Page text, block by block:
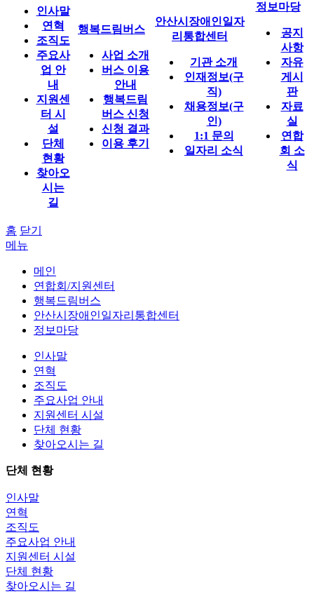
인사말
연혁
조직도
주요사
업 안
내
지원센
터 시
설
단체
현황
찾아오
시는
길
행복드림버스
사업 소개
버스 이용
안내
행복드림
버스 신청
신청 결과
이용 후기
안산시장애인일자
리통합센터
기관 소개
인재정보(구
직)
채용정보(구
인)
1:1 문의
일자리 소식
정보마당
공지
사항
자유
게시
판
자료
실
연합
회 소
식
홈 닫기
메뉴
메인
연합회/지원센터
행복드림버스
안산시장애인일자리통합센터
정보마당
인사말
연혁
조직도
주요사업 안내
지원센터 시설
단체 현황
찾아오시는 길
단체 현황
인사말
연혁
조직도
주요사업 안내
지원센터 시설
단체 현황
찾아오시는 길